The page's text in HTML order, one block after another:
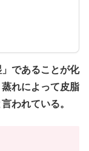
であることが化
れによって皮脂
われている。